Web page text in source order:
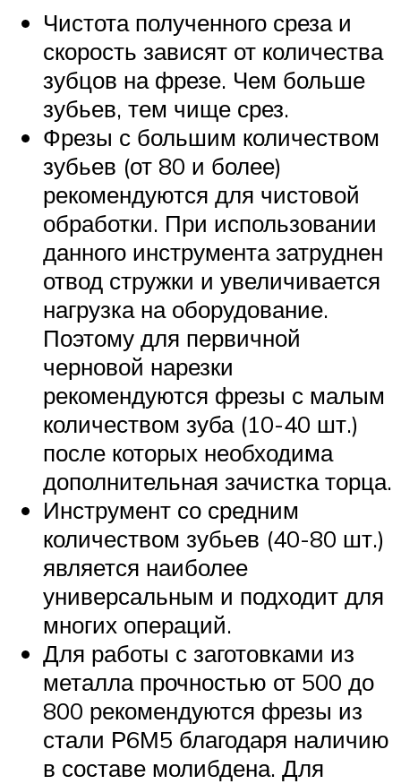
Чистота полученного среза и
скорость зависят от количества
зубцов на фрезе. Чем больше
зубьев, тем чище срез.
Фрезы с большим количеством
зубьев (от 80 и более)
рекомендуются для чистовой
обработки. При использовании
данного инструмента затруднен
отвод стружки и увеличивается
нагрузка на оборудование.
Поэтому для первичной
черновой нарезки
рекомендуются фрезы с малым
количеством зуба (10-40 шт.)
после которых необходима
дополнительная зачистка торца.
Инструмент со средним
количеством зубьев (40-80 шт.)
является наиболее
универсальным и подходит для
многих операций.
Для работы с заготовками из
металла прочностью от 500 до
800 рекомендуются фрезы из
стали Р6М5 благодаря наличию
в составе молибдена. Для